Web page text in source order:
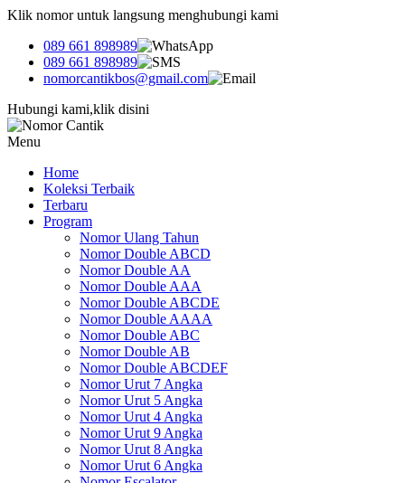
Klik nomor untuk langsung menghubungi kami
089 661 898989
089 661 898989
nomorcantikbos@gmail.com
Hubungi kami,klik disini
Menu
Home
Koleksi Terbaik
Terbaru
Program
Nomor Ulang Tahun
Nomor Double ABCD
Nomor Double AA
Nomor Double AAA
Nomor Double ABCDE
Nomor Double AAAA
Nomor Double ABC
Nomor Double AB
Nomor Double ABCDEF
Nomor Urut 7 Angka
Nomor Urut 5 Angka
Nomor Urut 4 Angka
Nomor Urut 9 Angka
Nomor Urut 8 Angka
Nomor Urut 6 Angka